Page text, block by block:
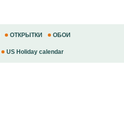
ОТКРЫТКИ ОБОИ
US Holiday calendar